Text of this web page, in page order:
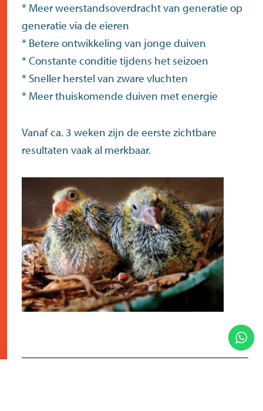
* Meer weerstandsoverdracht van generatie op
generatie via de eieren
* Betere ontwikkeling van jonge duiven
* Constante conditie tijdens het seizoen
* Sneller herstel van zware vluchten
* Meer thuiskomende duiven met energie
Vanaf ca. 3 weken zijn de eerste zichtbare
resultaten vaak al merkbaar.